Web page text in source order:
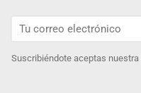
Suscribiéndote aceptas nuestra